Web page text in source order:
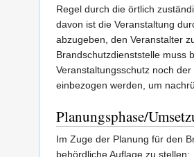
Regel durch die örtlich
davon ist die Veranstaltung
abzugeben, den Veranstalter
Brandschutzdienststelle muss
Veranstaltungsschutz noch
einbezogen werden, um
Planungsphase/
Im Zuge der Planung für den
behördliche Auflage zu stellen: